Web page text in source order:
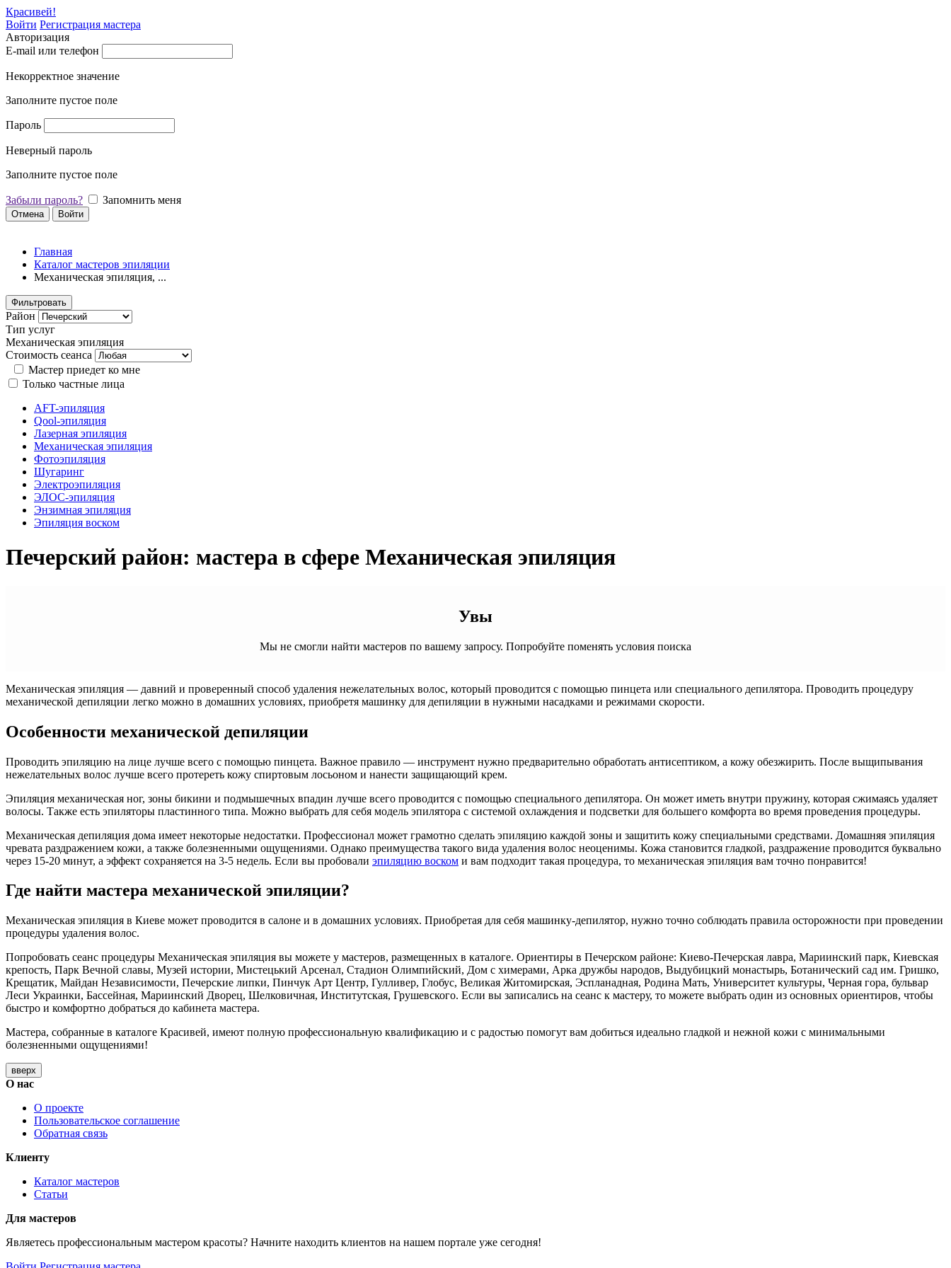
Красивей!
Войти Регистрация мастера
Авторизация
E-mail или телефон
Некорректное значение
Заполните пустое поле
Пароль
Неверный пароль
Заполните пустое поле
Забыли пароль? Запомнить меня
Отмена Войти
Главная
Каталог мастеров эпиляции
Механическая эпиляция, ...
Фильтровать
Район
Тип услуг
Механическая эпиляция
Стоимость сеанса
Мастер приедет ко мне
Только частные лица
AFT-эпиляция
Qool-эпиляция
Лазерная эпиляция
Механическая эпиляция
Фотоэпиляция
Шугаринг
Электроэпиляция
ЭЛОС-эпиляция
Энзимная эпиляция
Эпиляция воском
Печерский район: мастера в сфере Механическая эпиляция
Увы
Мы не смогли найти мастеров по вашему запросу. Попробуйте поменять условия поиска
Механическая эпиляция — давний и проверенный способ удаления нежелательных волос, который проводится с помощью пинцета или специального депилятора. Проводить процедуру
механической депиляции легко можно в домашних условиях, приобретя машинку для депиляции в нужными насадками и режимами скорости.
Особенности механической депиляции
Проводить эпиляцию на лице лучше всего с помощью пинцета. Важное правило — инструмент нужно предварительно обработать антисептиком, а кожу обезжирить. После выщипывания
нежелательных волос лучше всего протереть кожу спиртовым лосьоном и нанести защищающий крем.
Эпиляция механическая ног, зоны бикини и подмышечных впадин лучше всего проводится с помощью специального депилятора. Он может иметь внутри пружину, которая сжимаясь удаляет
волосы. Также есть эпиляторы пластинного типа. Можно выбрать для себя модель эпилятора с системой охлаждения и подсветки для большего комфорта во время проведения процедуры.
Механическая депиляция дома имеет некоторые недостатки. Профессионал может грамотно сделать эпиляцию каждой зоны и защитить кожу специальными средствами. Домашняя эпиляция
чревата раздражением кожи, а также болезненными ощущениями. Однако преимущества такого вида удаления волос неоценимы. Кожа становится гладкой, раздражение проводится буквально
через 15-20 минут, а эффект сохраняется на 3-5 недель. Если вы пробовали эпиляцию воском и вам подходит такая процедура, то механическая эпиляция вам точно понравится!
Где найти мастера механической эпиляции?
Механическая эпиляция в Киеве может проводится в салоне и в домашних условиях. Приобретая для себя машинку-депилятор, нужно точно соблюдать правила осторожности при проведении
процедуры удаления волос.
Попробовать сеанс процедуры Механическая эпиляция вы можете у мастеров, размещенных в каталоге. Ориентиры в Печерском районе: Киево-Печерская лавра, Мариинский парк, Киевская
крепость, Парк Вечной славы, Музей истории, Мистецький Арсенал, Стадион Олимпийский, Дом с химерами, Арка дружбы народов, Выдубицкий монастырь, Ботанический сад им. Гришко,
Крещатик, Майдан Независимости, Печерские липки, Пинчук Арт Центр, Гулливер, Глобус, Великая Житомирская, Эспланадная, Родина Мать, Университет культуры, Черная гора, бульвар
Леси Украинки, Бассейная, Мариинский Дворец, Шелковичная, Институтская, Грушевского. Если вы записались на сеанс к мастеру, то можете выбрать один из основных ориентиров, чтобы
быстро и комфортно добраться до кабинета мастера.
Мастера, собранные в каталоге Красивей, имеют полную профессиональную квалификацию и с радостью помогут вам добиться идеально гладкой и нежной кожи с минимальными
болезненными ощущениями!
вверх
О нас
О проекте
Пользовательское соглашение
Обратная связь
Клиенту
Каталог мастеров
Статьи
Для мастеров
Являетесь профессиональным мастером красоты? Начните находить клиентов на нашем портале уже сегодня!